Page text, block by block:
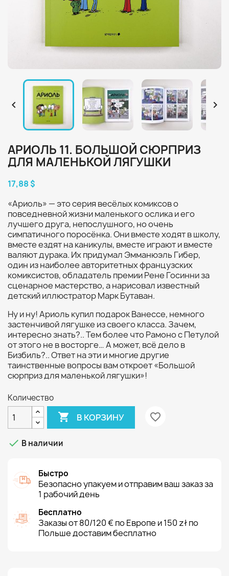
 
АРИОЛЬ 11. БОЛЬШОЙ СЮРПРИЗ
ДЛЯ МАЛЕНЬКОЙ ЛЯГУШКИ
17,88 $
«Ариоль» — это серия весёлых комиксов о
повседневной жизни маленького ослика и его
лучшего друга, непослушного, но очень
симпатичного поросёнка. Они вместе ходят в школу,
вместе ездят на каникулы, вместе играют и вместе
валяют дурака. Их придумал Эмманюэль Гибер,
один из наиболее авторитетных французских
комиксистов, обладатель премии Рене Госинни за
сценарное мастерство, а нарисовал известный
детский иллюстратор Марк Бутаван.
Ну и ну! Ариоль купил подарок Ванессе, немного
застенчивой лягушке из своего класса. Зачем,
интересно знать?.. Тем более что Рамоно с Петулой
от этого не в восторге… А может, всё дело в
Бизбиль?.. Ответ на эти и многие другие
таинственные вопросы вам откроет «Большой
сюрприз для маленькой лягушки»!
Количество
 В КОРЗИНУ favorite_border
 В наличии
Быстро
Безопасно упакуем и отправим ваш заказ за
1 рабочий день
Бесплатно
Заказы от 80/120 € по Европе и 150 zł по
Польше доставим бесплатно